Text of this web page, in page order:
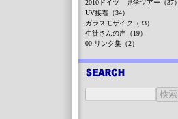
2010ドイツ 見学ツアー（37）
UV接着（34）
ガラスモザイク（33）
生徒さんの声（19）
00-リンク集（2）